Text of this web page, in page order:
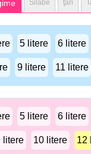
Silabe ţări
5 litere 6 litere
9 litere 11 litere
5 litere 6 litere
litere 10 litere 12